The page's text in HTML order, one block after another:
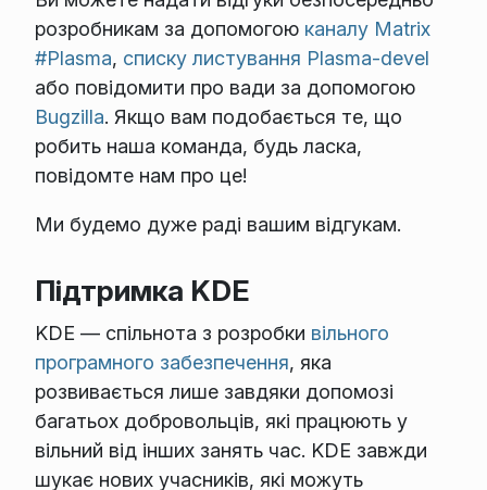
розробникам за допомогою каналу Matrix
#Plasma, списку листування Plasma-devel
або повідомити про вади за допомогою
Bugzilla. Якщо вам подобається те, що
робить наша команда, будь ласка,
повідомте нам про це!
Ми будемо дуже раді вашим відгукам.
Підтримка KDE
KDE — спільнота з розробки вільного
програмного забезпечення, яка
розвивається лише завдяки допомозі
багатьох добровольців, які працюють у
вільний від інших занять час. KDE завжди
шукає нових учасників, які можуть